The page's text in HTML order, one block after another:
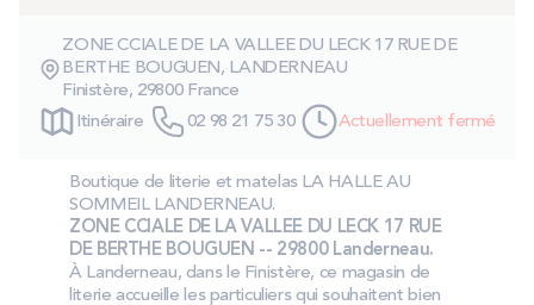
Technologie bultex
Nos engagements
Storelocator
Contact
Mon compte
ZONE CCIALE DE LA VALLEE DU LECK 17 RUE DE
BERTHE BOUGUEN, LANDERNEAU
Finistère, 29800 France
Itinéraire
02 98 21 75 30 Actuellement fermé
Boutique de literie et matelas LA HALLE AU
SOMMEIL LANDERNEAU.
ZONE CCIALE DE LA VALLEE DU LECK 17 RUE
DE BERTHE BOUGUEN -- 29800 Landerneau.
À Landerneau, dans le Finistère, ce magasin de
literie accueille les particuliers qui souhaitent bien